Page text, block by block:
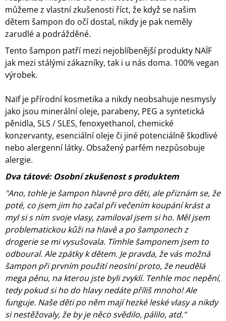
můžeme z vlastní zkušenosti říct, že když se našim
dětem šampon do očí dostal, nikdy je pak neměly
zarudlé a podrážděné.
Tento šampon patří mezi nejoblíbenější produkty NAÏF
jak mezi stálými zákazníky, tak i u nás doma. 100% vegan
výrobek.
Naïf je přírodní kosmetika a nikdy neobsahuje nesmysly
jako jsou minerální oleje, parabeny, PEG a syntetická
pěnidla, SLS / SLES, fenoxyethanol, chemické
konzervanty, esenciální oleje či jiné potenciálně škodlivé
nebo alergenní látky. Obsažený parfém nezpůsobuje
alergie.
Dva tátové: Osobní zkušenost s produktem
"Ano, tohle je šampon hlavně pro děti, ale přiznám se, že
poté, co jsem jim ho začal při večením koupání krást a
myl si s ním svoje vlasy, zamiloval jsem si ho. Měl jsem
problematickou kůži na hlavě a po šamponech z
drogerie se mi vysušovala. Tímhle šamponem jsem to
odboural. Ale zpátky k dětem. Je pravda, že vás možná
šampon při prvním použití neoslní proto, že neudělá
mega pěnu, na kterou jste byli zvyklí. Tenhle moc nepění,
tedy pokud si ho do hlavy nedáte příliš mnoho! Ale
funguje. Naše děti po něm mají hezké leské vlasy a nikdy
si nestěžovaly, že by je něco svědilo, pálilo, atd."